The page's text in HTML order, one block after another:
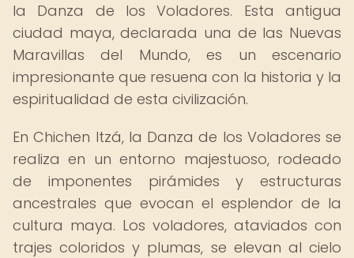
la Danza de los Voladores. Esta antigua
ciudad maya, declarada una de las Nuevas
Maravillas del Mundo, es un escenario
impresionante que resuena con la historia y la
espiritualidad de esta civilización.
En Chichen Itzá, la Danza de los Voladores se
realiza en un entorno majestuoso, rodeado
de imponentes pirámides y estructuras
ancestrales que evocan el esplendor de la
cultura maya. Los voladores, ataviados con
trajes coloridos y plumas, se elevan al cielo